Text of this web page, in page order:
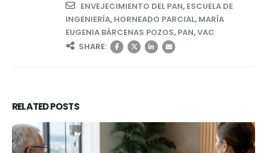
ENVEJECIMIENTO DEL PAN, ESCUELA DE
INGENIERÍA, HORNEADO PARCIAL, MARÍA
EUGENIA BÁRCENAS POZOS, PAN,VAC
SHARE:
RELATEDPOSTS